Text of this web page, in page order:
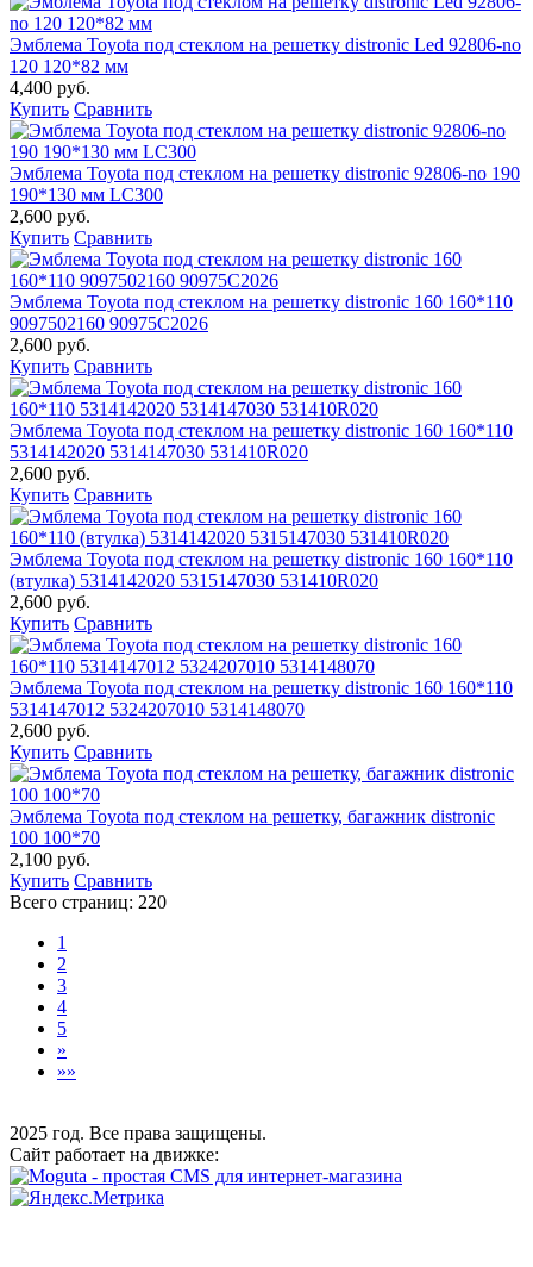
Эмблема Toyota под стеклом на решетку distronic Led 92806-no
120 120*82 мм
4,400 руб.
Купить Сравнить
Эмблема Toyota под стеклом на решетку distronic 92806-no 190
190*130 мм LC300
2,600 руб.
Купить Сравнить
Эмблема Toyota под стеклом на решетку distronic 160 160*110
9097502160 90975C2026
2,600 руб.
Купить Сравнить
Эмблема Toyota под стеклом на решетку distronic 160 160*110
5314142020 5314147030 531410R020
2,600 руб.
Купить Сравнить
Эмблема Toyota под стеклом на решетку distronic 160 160*110
(втулка) 5314142020 5315147030 531410R020
2,600 руб.
Купить Сравнить
Эмблема Toyota под стеклом на решетку distronic 160 160*110
5314147012 5324207010 5314148070
2,600 руб.
Купить Сравнить
Эмблема Toyota под стеклом на решетку, багажник distronic
100 100*70
2,100 руб.
Купить Сравнить
Всего страниц: 220
1
2
3
4
5
»
»»
2025 год. Все права защищены.
Сайт работает на движке: